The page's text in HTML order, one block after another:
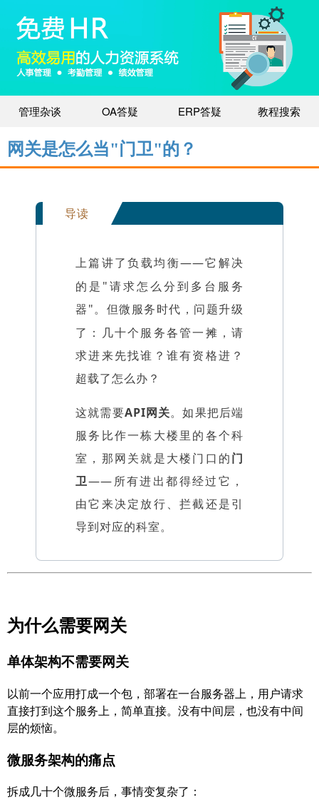
管理杂谈 OA答疑 ERP答疑 教程搜索
网关是怎么当"门卫"的？
导读
上篇讲了负载均衡——它解决
的是"请求怎么分到多台服务
器"。但微服务 时代，问题升级
了：几十个服务各管一摊，请
求进来先找谁？谁有资格进？
超载了怎么办？
这就需要API网关。如果把后端
服务比作一栋大楼里的各个科
室，那网关就是大楼门口的门
卫——所有进出都得经过它，
由它来决定放行、拦截还是引
导到对应的科室。
为什么需要网关
单体架构不需要网关
以前一个应用打成一个包，部署在一台服务器上，用户请求
直接打到这个服务上，简单直接。没有中间层，也没有中间
层的烦恼。
微服务架构的痛点
拆成几十个微服务后，事情变复杂了：